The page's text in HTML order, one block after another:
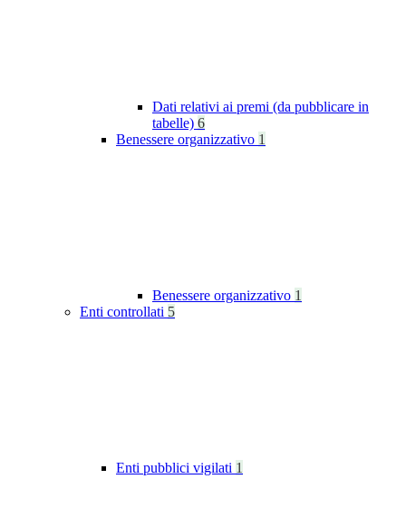
Dati relativi ai premi (da pubblicare in
tabelle) 6
Benessere organizzativo 1
Benessere organizzativo 1
Enti controllati 5
Enti pubblici vigilati 1